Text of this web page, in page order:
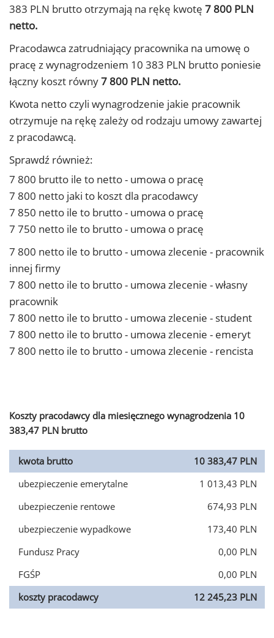
383 PLN brutto otrzymają na rękę kwotę 7 800 PLN
netto.
Pracodawca zatrudniający pracownika na umowę o
pracę z wynagrodzeniem 10 383 PLN brutto poniesie
łączny koszt równy7 800 PLN netto.
Kwota netto czyli wynagrodzenie jakie pracownik
otrzymuje na rękę zależy od rodzaju umowy zawartej
z pracodawcą.
Sprawdź również:
7 800 brutto ile to netto - umowa o pracę
7 800 netto jaki to koszt dla pracodawcy
7 850 netto ile to brutto - umowa o pracę
7 750 netto ile to brutto - umowa o pracę
7 800 netto ile to brutto - umowa zlecenie - pracownik
innej firmy
7 800 netto ile to brutto - umowa zlecenie - własny
pracownik
7 800 netto ile to brutto - umowa zlecenie - student
7 800 netto ile to brutto - umowa zlecenie - emeryt
7 800 netto ile to brutto - umowa zlecenie - rencista
Koszty pracodawcy dla miesięcznego wynagrodzenia 10
383,47 PLN brutto
kwota brutto
10 383,47 PLN
ubezpieczenie emerytalne
1 013,43 PLN
ubezpieczenie rentowe
674,93 PLN
ubezpieczenie wypadkowe
173,40 PLN
Fundusz Pracy
0,00 PLN
FGŚP
0,00 PLN
koszty pracodawcy
12 245,23 PLN